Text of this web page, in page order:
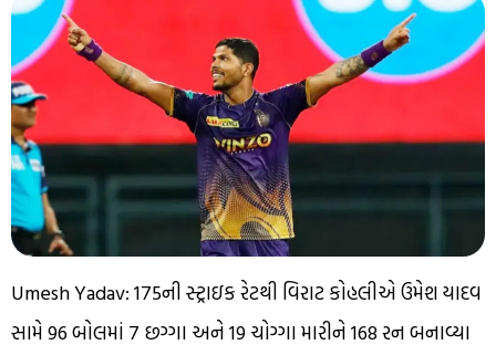
Umesh Yadav: 175ની સ્ટ્રાઇક રેટથી વિરાટ કોહલીએ ઉમેશ યાદવ
સામે 96 બોલમાં 7 છગ્ગા અને 19 ચોગ્ગા મારીને 168 રન બનાવ્યા